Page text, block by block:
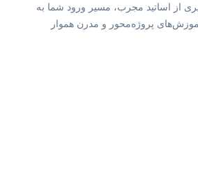
از اساتید مجرب، مسیر ورود شما به
آموزش‌های پروژه‌محور و مدرن هموار